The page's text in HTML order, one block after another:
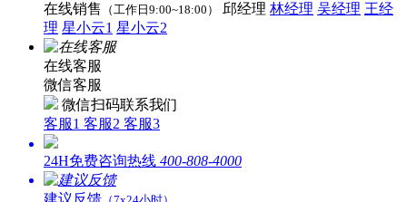
在线销售 （工作日9:00~18:00） 邱经理 林经理 吴经理 王经
理 星小云1 星小云2
在线客服
微信客服
微信扫码联系我们
客服1 客服2 客服3
24H免费咨询热线 400-808-4000